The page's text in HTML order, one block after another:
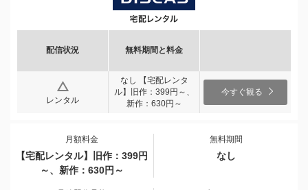
配信状況 無料期間と料金
レンタル
なし 【宅配レンタ
ル】旧作：399円～、
新作：630円～
今すぐ観る
月額料金
【宅配レンタル】旧作：399円
～、新作：630円～
無料期間
なし